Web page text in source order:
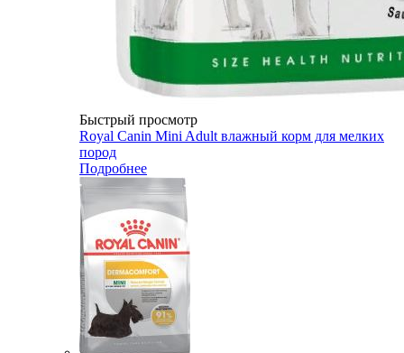
Быстрый просмотр
Royal Canin Mini Adult влажный корм для мелких
пород
Подробнее